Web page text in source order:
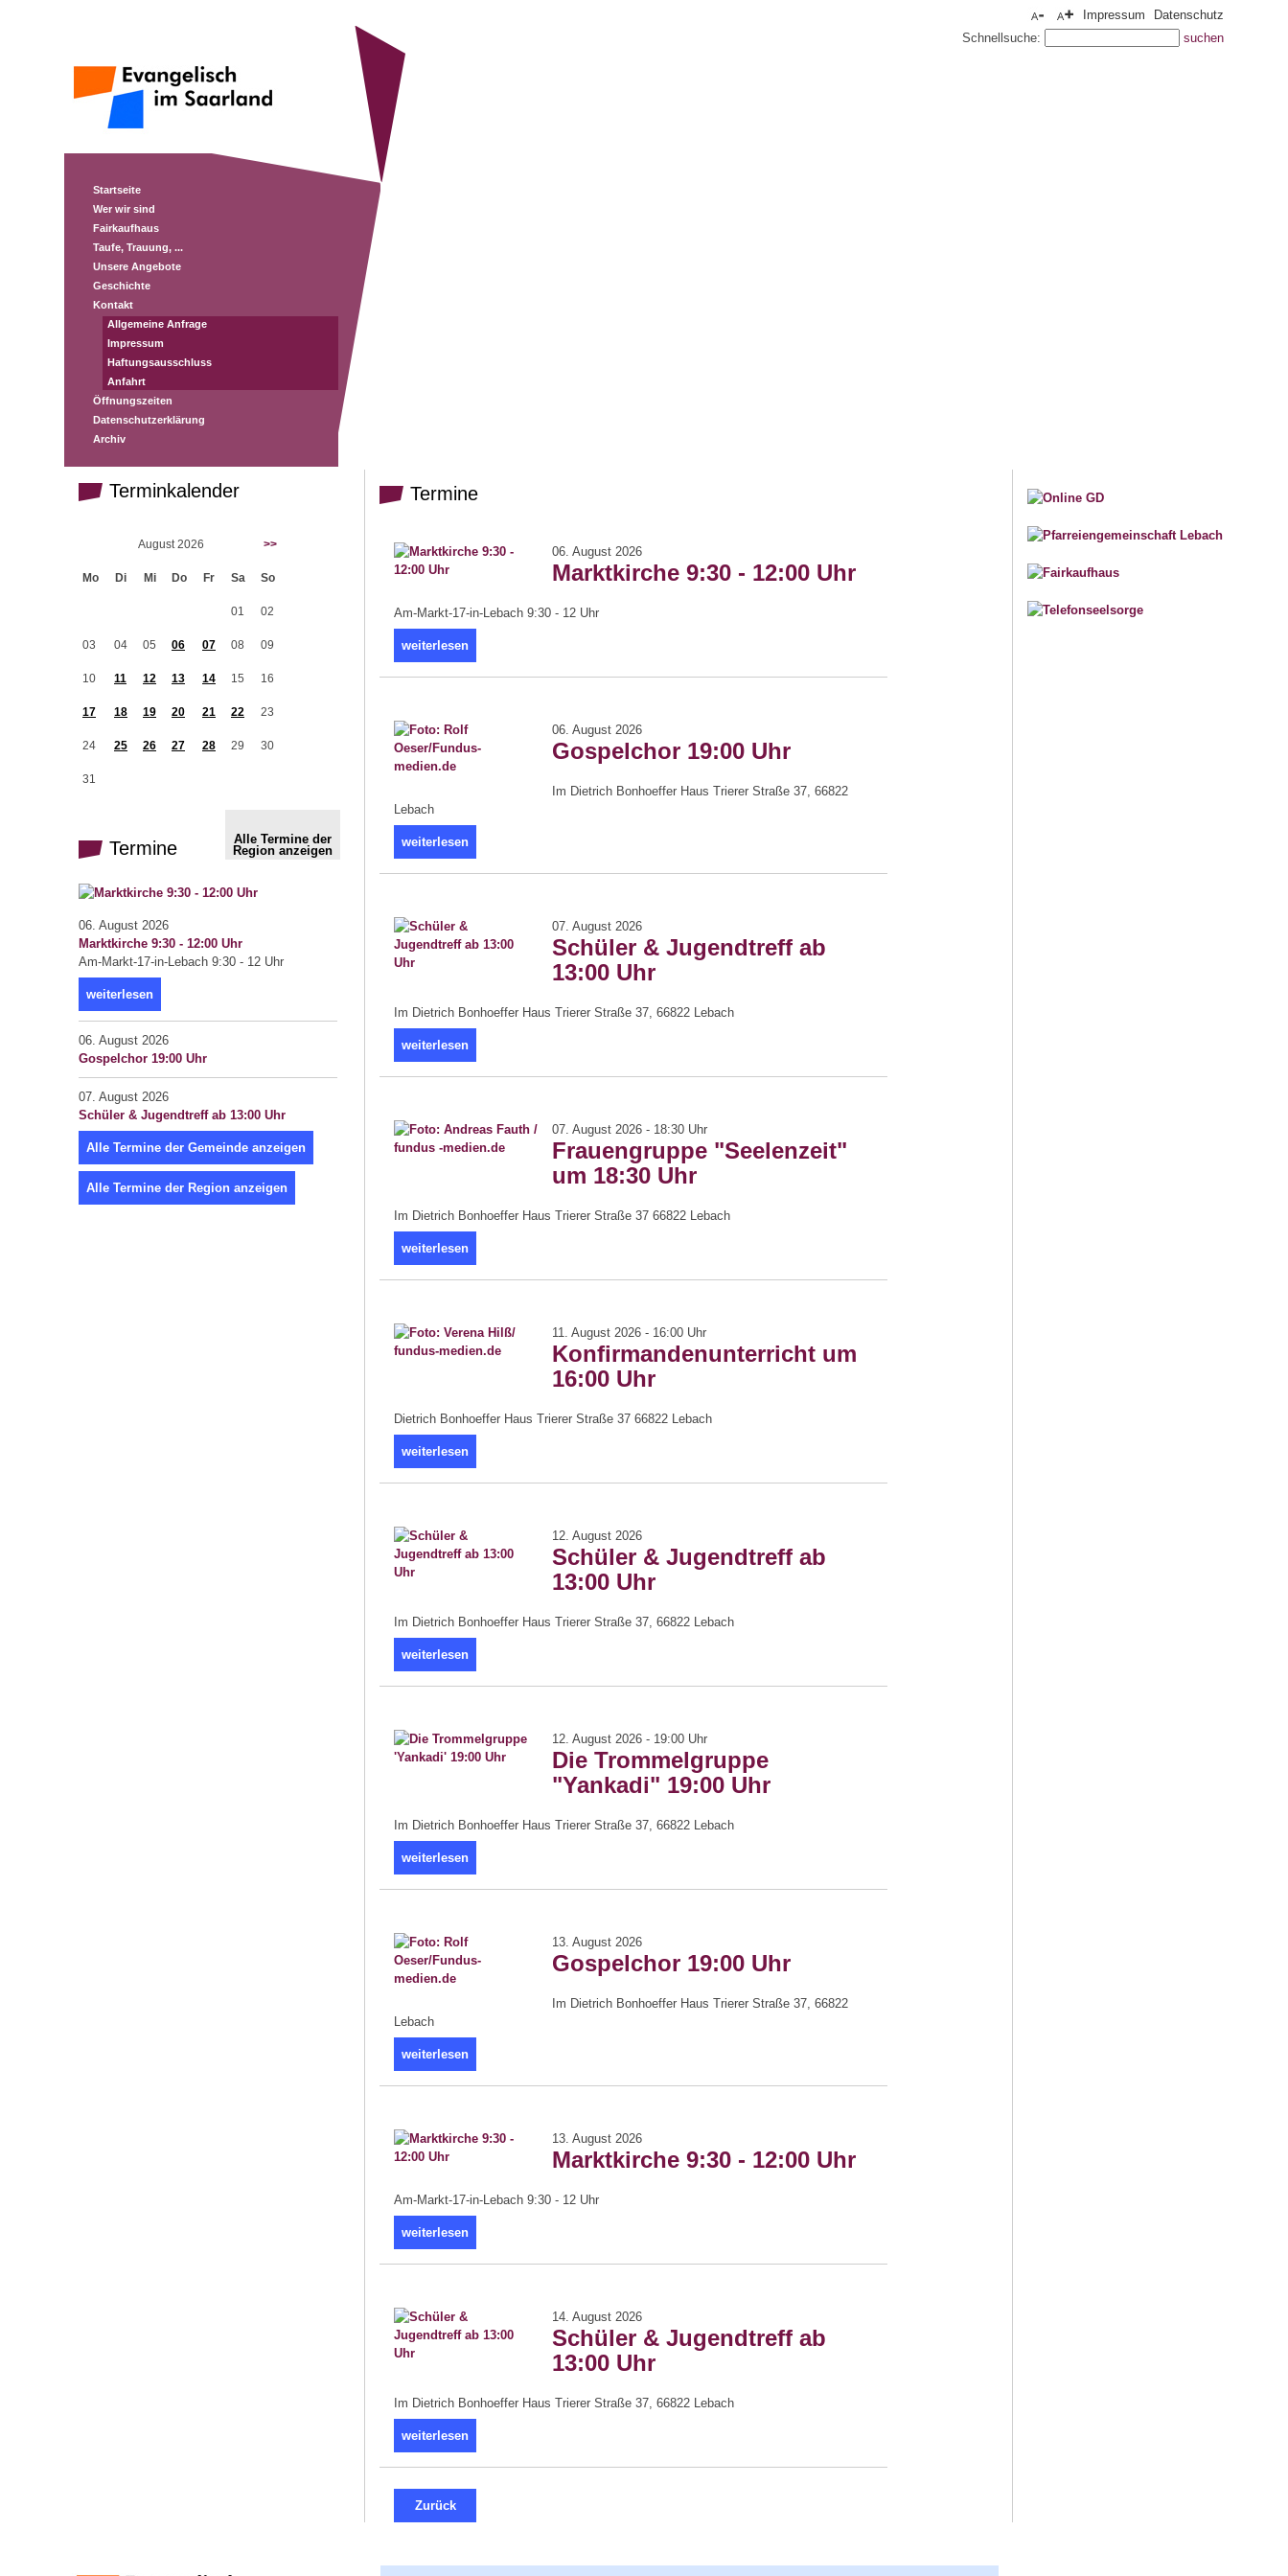
Impressum
Datenschutz
Schnellsuche:
Startseite
Wer wir sind
Fairkaufhaus
Taufe, Trauung, ...
Unsere Angebote
Geschichte
Kontakt
Allgemeine Anfrage
Impressum
Haftungsausschluss
Anfahrt
Öffnungszeiten
Datenschutzerklärung
Archiv
Terminkalender
August 2026 >>
Mo Di Mi Do Fr Sa So
01 02
03 04 05 06 07 08 09
10 11 12 13 14 15 16
17 18 19 20 21 22 23
24 25 26 27 28 29 30
31
Termine
Alle Termine der
Region anzeigen
06. August 2026
Marktkirche 9:30 - 12:00 Uhr
Am-Markt-17-in-Lebach 9:30 - 12 Uhr
weiterlesen
06. August 2026
Gospelchor 19:00 Uhr
07. August 2026
Schüler & Jugendtreff ab 13:00 Uhr
Alle Termine der Gemeinde anzeigen
Alle Termine der Region anzeigen
Termine
06. August 2026
Marktkirche 9:30 - 12:00 Uhr
Am-Markt-17-in-Lebach 9:30 - 12 Uhr
weiterlesen
06. August 2026
Gospelchor 19:00 Uhr
Im Dietrich Bonhoeffer Haus Trierer Straße 37, 66822
Lebach
weiterlesen
07. August 2026
Schüler & Jugendtreff ab
13:00 Uhr
Im Dietrich Bonhoeffer Haus Trierer Straße 37, 66822 Lebach
weiterlesen
07. August 2026 - 18:30 Uhr
Frauengruppe "Seelenzeit"
um 18:30 Uhr
Im Dietrich Bonhoeffer Haus Trierer Straße 37 66822 Lebach
weiterlesen
11. August 2026 - 16:00 Uhr
Konfirmandenunterricht um
16:00 Uhr
Dietrich Bonhoeffer Haus Trierer Straße 37 66822 Lebach
weiterlesen
12. August 2026
Schüler & Jugendtreff ab
13:00 Uhr
Im Dietrich Bonhoeffer Haus Trierer Straße 37, 66822 Lebach
weiterlesen
12. August 2026 - 19:00 Uhr
Die Trommelgruppe
"Yankadi" 19:00 Uhr
Im Dietrich Bonhoeffer Haus Trierer Straße 37, 66822 Lebach
weiterlesen
13. August 2026
Gospelchor 19:00 Uhr
Im Dietrich Bonhoeffer Haus Trierer Straße 37, 66822
Lebach
weiterlesen
13. August 2026
Marktkirche 9:30 - 12:00 Uhr
Am-Markt-17-in-Lebach 9:30 - 12 Uhr
weiterlesen
14. August 2026
Schüler & Jugendtreff ab
13:00 Uhr
Im Dietrich Bonhoeffer Haus Trierer Straße 37, 66822 Lebach
weiterlesen
Zurück